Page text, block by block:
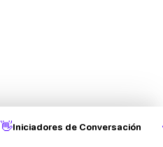
👋Iniciadores de Conversación